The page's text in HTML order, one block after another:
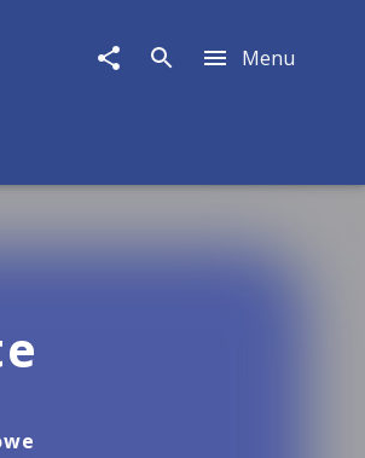
Menu